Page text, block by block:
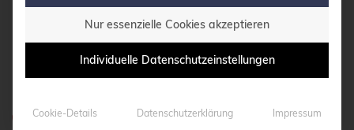
credativ GmbH
Hennes-Weisweiler-Allee 23
41179 Mönchengladbach
Meet us
Haben Sie Fragen?
Nur essenzielle Cookies akzeptieren
Individuelle Datenschutzeinstellungen
Cookie-Details Datenschutzerklärung Impressum